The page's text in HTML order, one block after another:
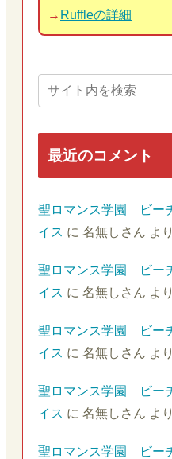
→ Ruffleの詳細
最近のコメント
聖ロマンス学園 ビー
イス に 名無しさん より
聖ロマンス学園 ビー
イス に 名無しさん より
聖ロマンス学園 ビー
イス に 名無しさん より
聖ロマンス学園 ビー
イス に 名無しさん より
聖ロマンス学園 ビー